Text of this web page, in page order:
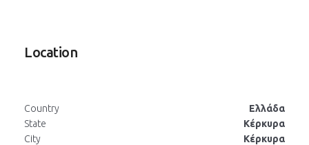
Location
Country
Ελλάδα
State
Κέρκυρα
City
Κέρκυρα